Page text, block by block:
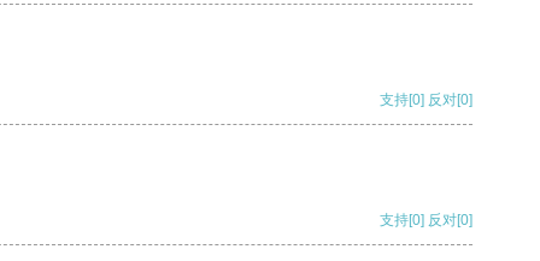
支持[0] 反对[0]
支持[0] 反对[0]